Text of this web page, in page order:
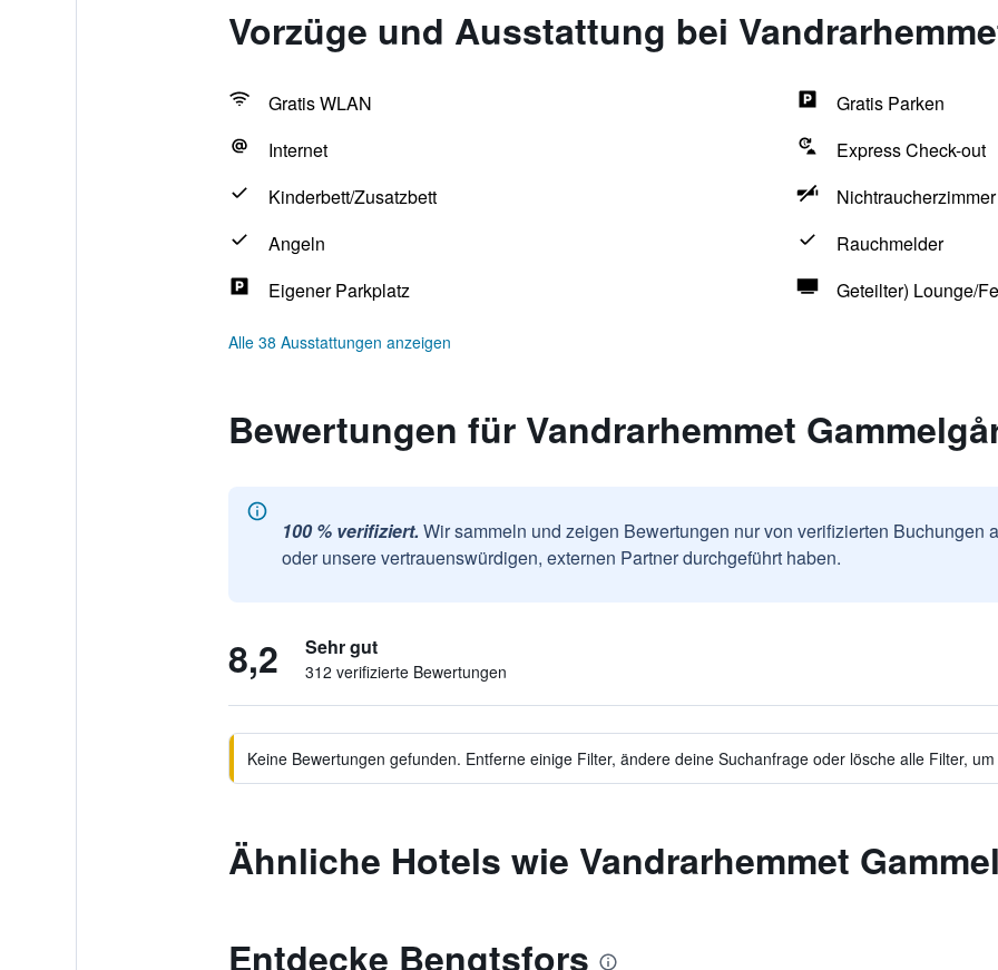
Vorzüge und Ausstattung bei
Gratis WLAN
Gratis Parken
Internet
Express Check-out
Kinderbett/Zusatzbett
Nichtraucherzimmer
Angeln
Rauchmelder
Eigener Parkplatz
Geteilter) Lounge/
Alle 38 Ausstattungen anzeigen
Bewertungen für Vandrarhemmet
100 % verifiziert. Wir sammeln und zeigen Bewertungen nur von verifizierten Buchungen
oder unsere vertrauenswürdigen, externen Partner durchgeführt haben.
8,2 Sehr gut
312 verifizierte Bewertungen
Keine Bewertungen gefunden. Entferne einige Filter, ändere deine Suchanfrage oder lösche alle Filter,
Ähnliche Hotels wie Vandrarhemmet
Entdecke Bengtsfors